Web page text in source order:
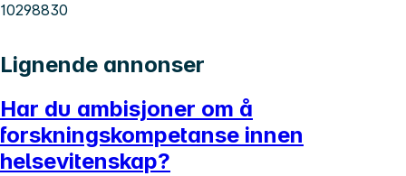
10298830
Lignende annonser
Har du ambisjoner om å
forskningskompetanse innen
helsevitenskap?